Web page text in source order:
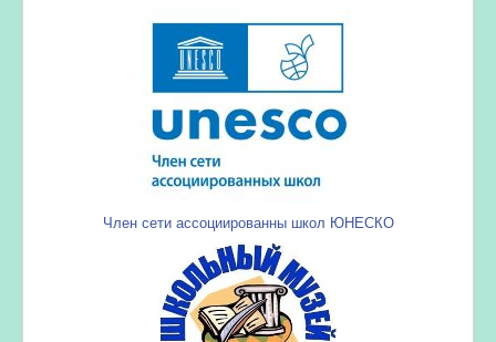
Член сети ассоциированны школ ЮНЕСКО